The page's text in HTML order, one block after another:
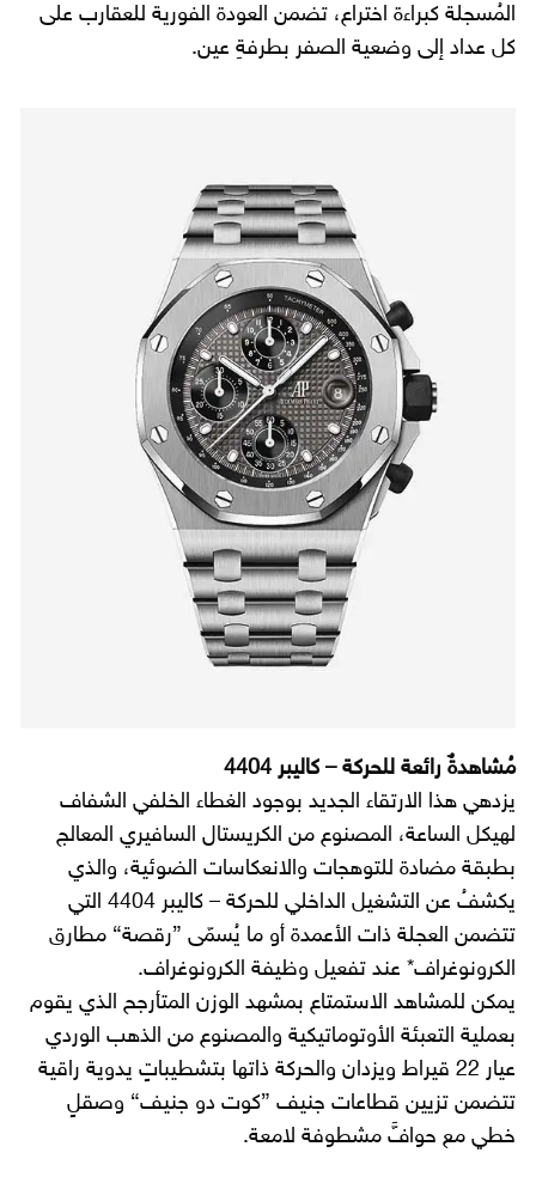
المُسجلة كبراءة اختراع، تضمن العودة الفورية للعقارب على
كل عداد إلى وضعية الصفر بطرفةِ عين.
مُشاهدةٌ رائعة للحركة – كاليبر 4404
يزدهي هذا الارتقاء الجديد بوجود الغطاء الخلفي الشفاف
لهيكل الساعة، المصنوع من الكريستال السافيري المعالج
بطبقة مضادة للتوهجات والانعكاسات الضوئية، والذي
يكشفُ عن التشغيل الداخلي للحركة – كاليبر 4404 التي
تتضمن العجلة ذات الأعمدة أو ما يُسمّى ”رقصة“ مطارق
الكرونوغراف* عند تفعيل وظيفة الكرونوغراف.
يمكن للمشاهد الاستمتاع بمشهد الوزن المتأرجح الذي يقوم
بعملية التعبئة الأوتوماتيكية والمصنوع من الذهب الوردي
عيار 22 قيراط ويزدان والحركة ذاتها بتشطيباتٍ يدوية راقية
تتضمن تزيين قطاعات جنيف ”كوت دو جنيف“ وصقلٍ
خطي مع حوافَّ مشطوفة لامعة.